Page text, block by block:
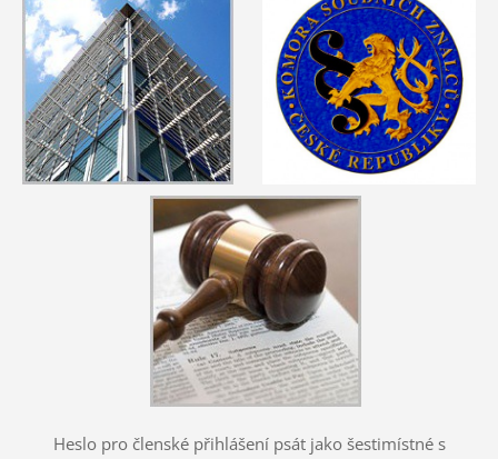
Heslo pro členské přihlášení psát jako šestimístné s